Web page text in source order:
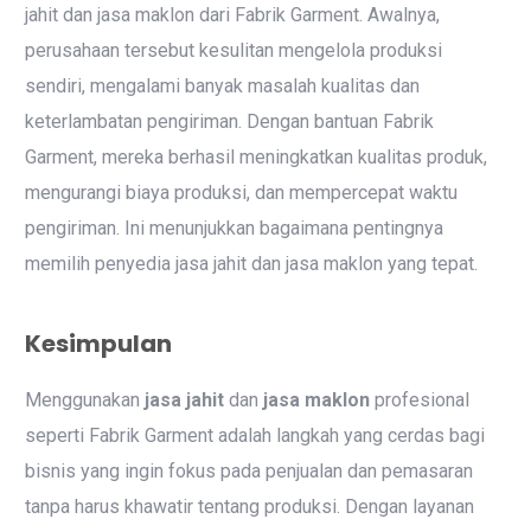
jahit dan jasa maklon dari Fabrik Garment. Awalnya,
perusahaan tersebut kesulitan mengelola produksi
sendiri, mengalami banyak masalah kualitas dan
keterlambatan pengiriman. Dengan bantuan Fabrik
Garment, mereka berhasil meningkatkan kualitas produk,
mengurangi biaya produksi, dan mempercepat waktu
pengiriman. Ini menunjukkan bagaimana pentingnya
memilih penyedia jasa jahit dan jasa maklon yang tepat.
Kesimpulan
Menggunakan jasa jahit dan jasa maklon profesional
seperti Fabrik Garment adalah langkah yang cerdas bagi
bisnis yang ingin fokus pada penjualan dan pemasaran
tanpa harus khawatir tentang produksi. Dengan layanan